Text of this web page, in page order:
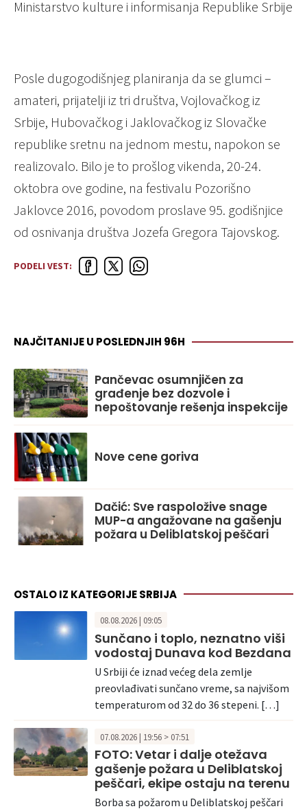
Ministarstvo kulture i informisanja Republike Srbije
Posle dugogodišnjeg planiranja da se glumci –
amateri, prijatelji iz tri društva, Vojlovačkog iz
Srbije, Hubovačkog i Jaklovačkog iz Slovačke
republike sretnu na jednom mestu, napokon se
realizovalo. Bilo je to prošlog vikenda, 20-24.
oktobra ove godine, na festivalu Pozorišno
Jaklovce 2016, povodom proslave 95. godišnjice
od osnivanja društva Jozefa Gregora Tajovskog.
PODELI VEST:
NAJČITANIJE U POSLEDNJIH 96H
Pančevac osumnjičen za
građenje bez dozvole i
nepoštovanje rešenja inspekcije
Nove cene goriva
Dačić: Sve raspoložive snage
MUP-a angažovane na gašenju
požara u Deliblatskoj peščari
OSTALO IZ KATEGORIJE SRBIJA
08.08.2026 | 09:05
Sunčano i toplo, neznatno viši
vodostaj Dunava kod Bezdana
U Srbiji će iznad većeg dela zemlje
preovlađivati sunčano vreme, sa najvišom
temperaturom od 32 do 36 stepeni. […]
07.08.2026 | 19:56 > 07:51
FOTO: Vetar i dalje otežava
gašenje požara u Deliblatskoj
peščari, ekipe ostaju na terenu
Borba sa požarom u Deliblatskoj peščari